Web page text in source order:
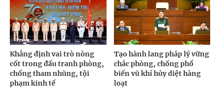
Khẳng định vai trò nòng
cốt trong đấu tranh phòng,
chống tham nhũng, tội
phạm kinh tế
Tạo hành lang pháp lý vững
chắc phòng, chống phổ
biến vũ khí hủy diệt hàng
loạt